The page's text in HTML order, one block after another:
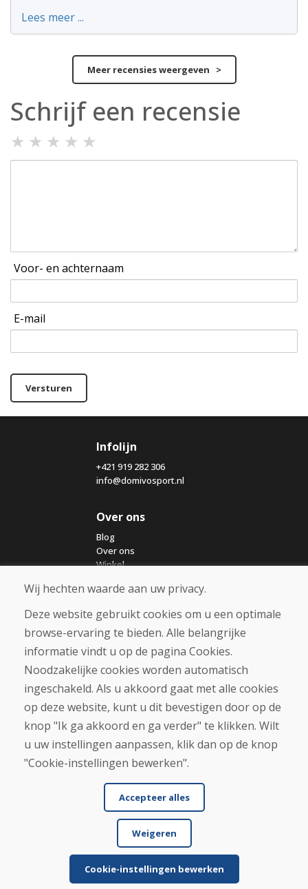
Lees meer ...
Meer recensies weergeven >
Schrijf een recensie
★ ★ ★ ★ ★
Voor- en achternaam
E-mail
Versturen
Infolijn
+421 919 282 306
info@domivosport.nl
Over ons
Blog
Over ons
Winkel
Aankoop
Eshop
Algemene voorwaarden
Vervoer
Betaling
Klacht
Retourneren en ruilen van goederen
Cookies
© DOMIVOSPORT 2026, alle rechten voorbehouden
Wij hechten waarde aan uw privacy.
Deze website gebruikt cookies om u een optimale
browse-ervaring te bieden. Alle belangrijke
informatie vindt u op de pagina Cookies.
Noodzakelijke cookies worden automatisch
ingeschakeld. Als u akkoord gaat met alle cookies
op deze website, kunt u dit bevestigen door op de
knop "Ik ga akkoord en ga verder" te klikken. Wilt
u uw instellingen aanpassen, klik dan op de knop
"Cookie-instellingen bewerken".
Accepteer alles
Weigeren
Cookie-instellingen bewerken